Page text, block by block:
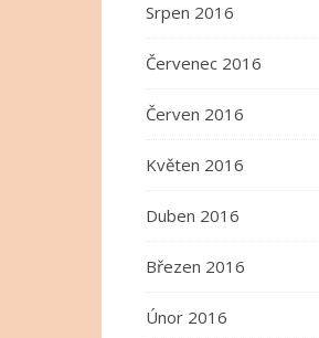
Srpen 2016
Červenec 2016
Červen 2016
Květen 2016
Duben 2016
Březen 2016
Únor 2016